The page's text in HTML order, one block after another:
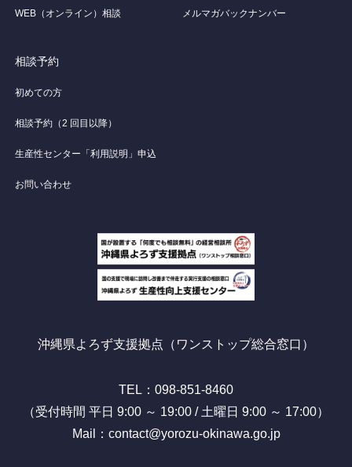
WEB（オンライン）相談 メルマガバックナンバー
相談予約
初めての方
相談予約（2 回目以降）
生産性センター「利用説明」申込
お問い合わせ
沖縄県よろず支援拠点（ワンストップ総合窓口）
TEL：098-851-8460
（受付時間 平日 9:00 ～ 19:00 / 土曜日 9:00 ～ 17:00）
Mail：contact@yorozu-okinawa.go.jp